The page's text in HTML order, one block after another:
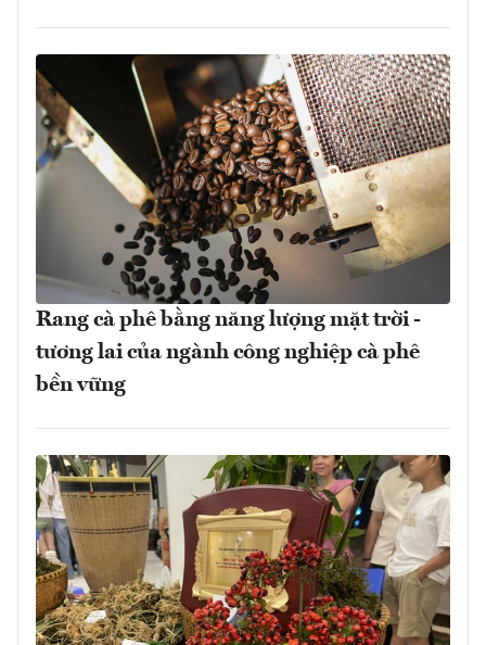
Rang cà phê bằng năng lượng mặt trời -
tương lai của ngành công nghiệp cà phê
bền vững